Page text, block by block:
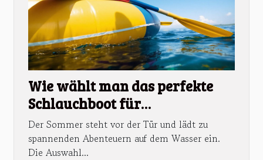
Wie wählt man das perfekte
Schlauchboot für
Sommerabenteuer aus?
Der Sommer steht vor der Tür und lädt zu
spannenden Abenteuern auf dem Wasser ein.
Die Auswahl...